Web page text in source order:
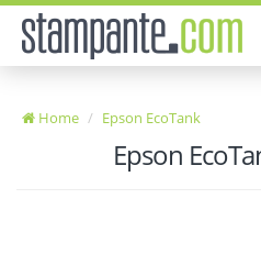
Home Epson EcoTank
Epson